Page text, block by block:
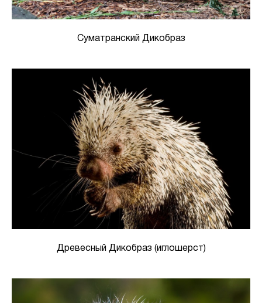
Суматранский Дикобраз
Древесный Дикобраз (иглошерст)